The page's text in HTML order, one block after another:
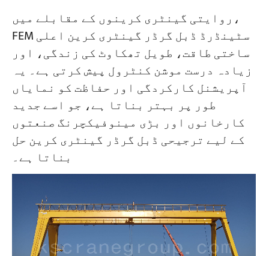
منصوبے
خبریں
درخواستیں
ہم سے رابطہ کریں
روایتی گینٹری کرینوں کے مقابلے میں،
FEM سٹینڈرڈ ڈبل گرڈر گینٹری کرین اعلی
ساختی طاقت، طویل تھکاوٹ کی زندگی، اور
زیادہ درست موشن کنٹرول پیش کرتی ہے۔ یہ
آپریشنل کارکردگی اور حفاظت کو نمایاں
طور پر بہتر بناتا ہے، جو اسے جدید
کارخانوں اور بڑی مینوفیکچرنگ صنعتوں
کے لیے ترجیحی ڈبل گرڈر گینٹری کرین حل
بناتا ہے۔